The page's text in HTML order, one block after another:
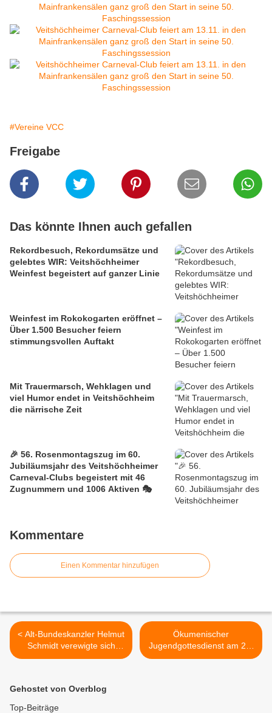
#Vereine VCC
Freigabe
Das könnte Ihnen auch gefallen
Rekordbesuch, Rekordumsätze und
gelebtes WIR: Veitshöchheimer
Weinfest begeistert auf ganzer Linie
Weinfest im Rokokogarten eröffnet –
Über 1.500 Besucher feiern
stimmungsvollen Auftakt
Mit Trauermarsch, Wehklagen und
viel Humor endet in Veitshöchheim
die närrische Zeit
🎉 56. Rosenmontagszug im 60.
Jubiläumsjahr des Veitshöchheimer
Carneval-Clubs begeistert mit 46
Zugnummern und 1006 Aktiven 🎭
Kommentare
Einen Kommentar hinzufügen
< Alt-Bundeskanzler Helmut
Schmidt verewigte sich
1982 im Goldenen Buch der
Ökumenischer
Jugendgottesdienst am 20.
November in der
Gehostet von Overblog
Top-Beiträge